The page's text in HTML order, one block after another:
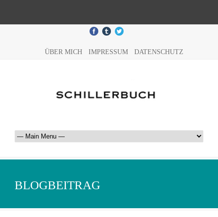
ÜBER MICH IMPRESSUM DATENSCHUTZ
BLOGBEITRAG